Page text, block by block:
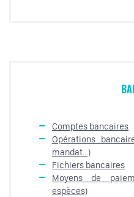
Comptes bancaires
Opérations
mandat...)
Fichiers bancaires
Moyens de
espèces)